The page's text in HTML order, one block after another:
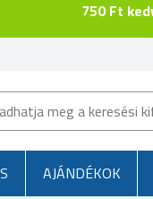
750 Ft
AJÁNDÉKOK